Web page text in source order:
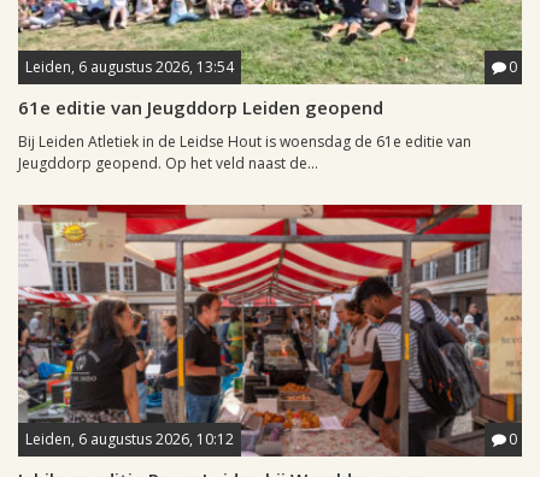
Leiden, 6 augustus 2026, 13:54 0
61e editie van Jeugddorp Leiden geopend
Bij Leiden Atletiek in de Leidse Hout is woensdag de 61e editie van
Jeugddorp geopend. Op het veld naast de...
Leiden, 6 augustus 2026, 10:12 0